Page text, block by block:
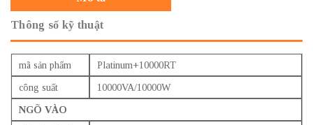
Thông số kỹ thuật
mã sản phẩm
Platinum+10000RT
công suất
10000VA/10000W
NGÕ VÀO